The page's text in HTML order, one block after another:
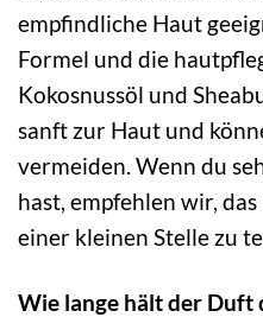
empfindliche Haut
Formel und die
Kokosnussöl und
sanft zur Haut und
vermeiden. Wenn du
hast, empfehlen wir,
einer kleinen Stelle zu
Wie lange hält der Duft